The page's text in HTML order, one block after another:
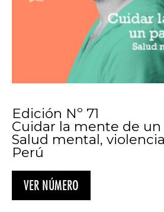
Edición Nº 71
Cuidar la mente de un
Salud mental,
Perú
VER NÚMERO